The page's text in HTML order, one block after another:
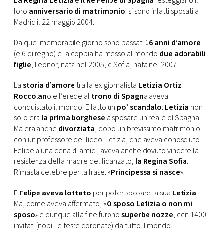
RMC
loro anniversario di matrimonio: si sono infatti sposati a
Madrid il 22 maggio 2004.
Da quel memorabile giorno sono passati16 anni d’amore
(e 6 di regno) e la coppia ha messo al mondo due adorabili
figlie, Leonor, nata nel 2005, e Sofia, nata nel 2007.
Lastoria d’amore tra la ex giornalista Letizia Ortiz
Roccolano e l’erede al trono di Spagna aveva
conquistato il mondo. E fatto un po’ scandalo: Letizia non
solo era la prima borghese a sposare un reale di Spagna.
Ma era anche divorziata, dopo un brevissimo matrimonio
con un professore del liceo. Letizia, che aveva conosciuto
Felipe a una cena di amici, aveva anche dovuto vincere la
resistenza della madre del fidanzato, la Regina Sofia.
Rimasta celebre per la frase. «Principessa si nasce».
E Felipe aveva lottato per poter sposare la sua Letizia.
Ma, come aveva affermato, «O sposo Letizia o non mi
sposo» e dunque alla fine furonosuperbe nozze, con 1400
invitati (nobili e teste coronate) da tutto il mondo.